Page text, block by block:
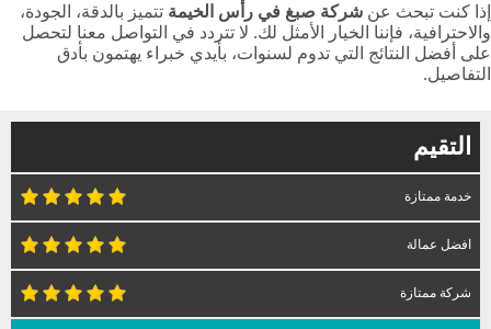
إذا كنت تبحث عن شركة صبغ في رأس الخيمة تتميز بالدقة، الجودة،
والاحترافية، فإننا الخيار الأمثل لك. لا تتردد في التواصل معنا لتحصل
على أفضل النتائج التي تدوم لسنوات، بأيدي خبراء يهتمون بأدق
التفاصيل.
التقيم
خدمة ممتازة
افضل عمالة
شركة ممتازة